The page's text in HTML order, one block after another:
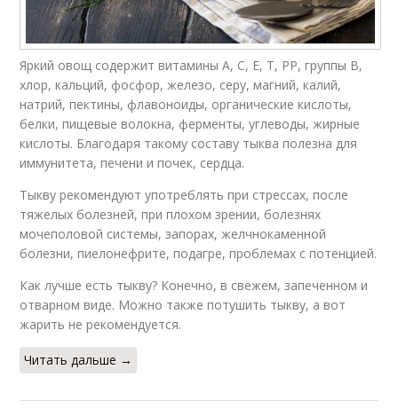
Яркий овощ содержит витамины А, С, Е, Т, РР, группы В,
хлор, кальций, фосфор, железо, серу, магний, калий,
натрий, пектины, флавоноиды, органические кислоты,
белки, пищевые волокна, ферменты, углеводы, жирные
кислоты. Благодаря такому составу тыква полезна для
иммунитета, печени и почек, сердца.
Тыкву рекомендуют употреблять при стрессах, после
тяжелых болезней, при плохом зрении, болезнях
мочеполовой системы, запорах, желчнокаменной
болезни, пиелонефрите, подагре, проблемах с потенцией.
Как лучше есть тыкву? Конечно, в свежем, запеченном и
отварном виде. Можно также потушить тыкву, а вот
жарить не рекомендуется.
Читать дальше →